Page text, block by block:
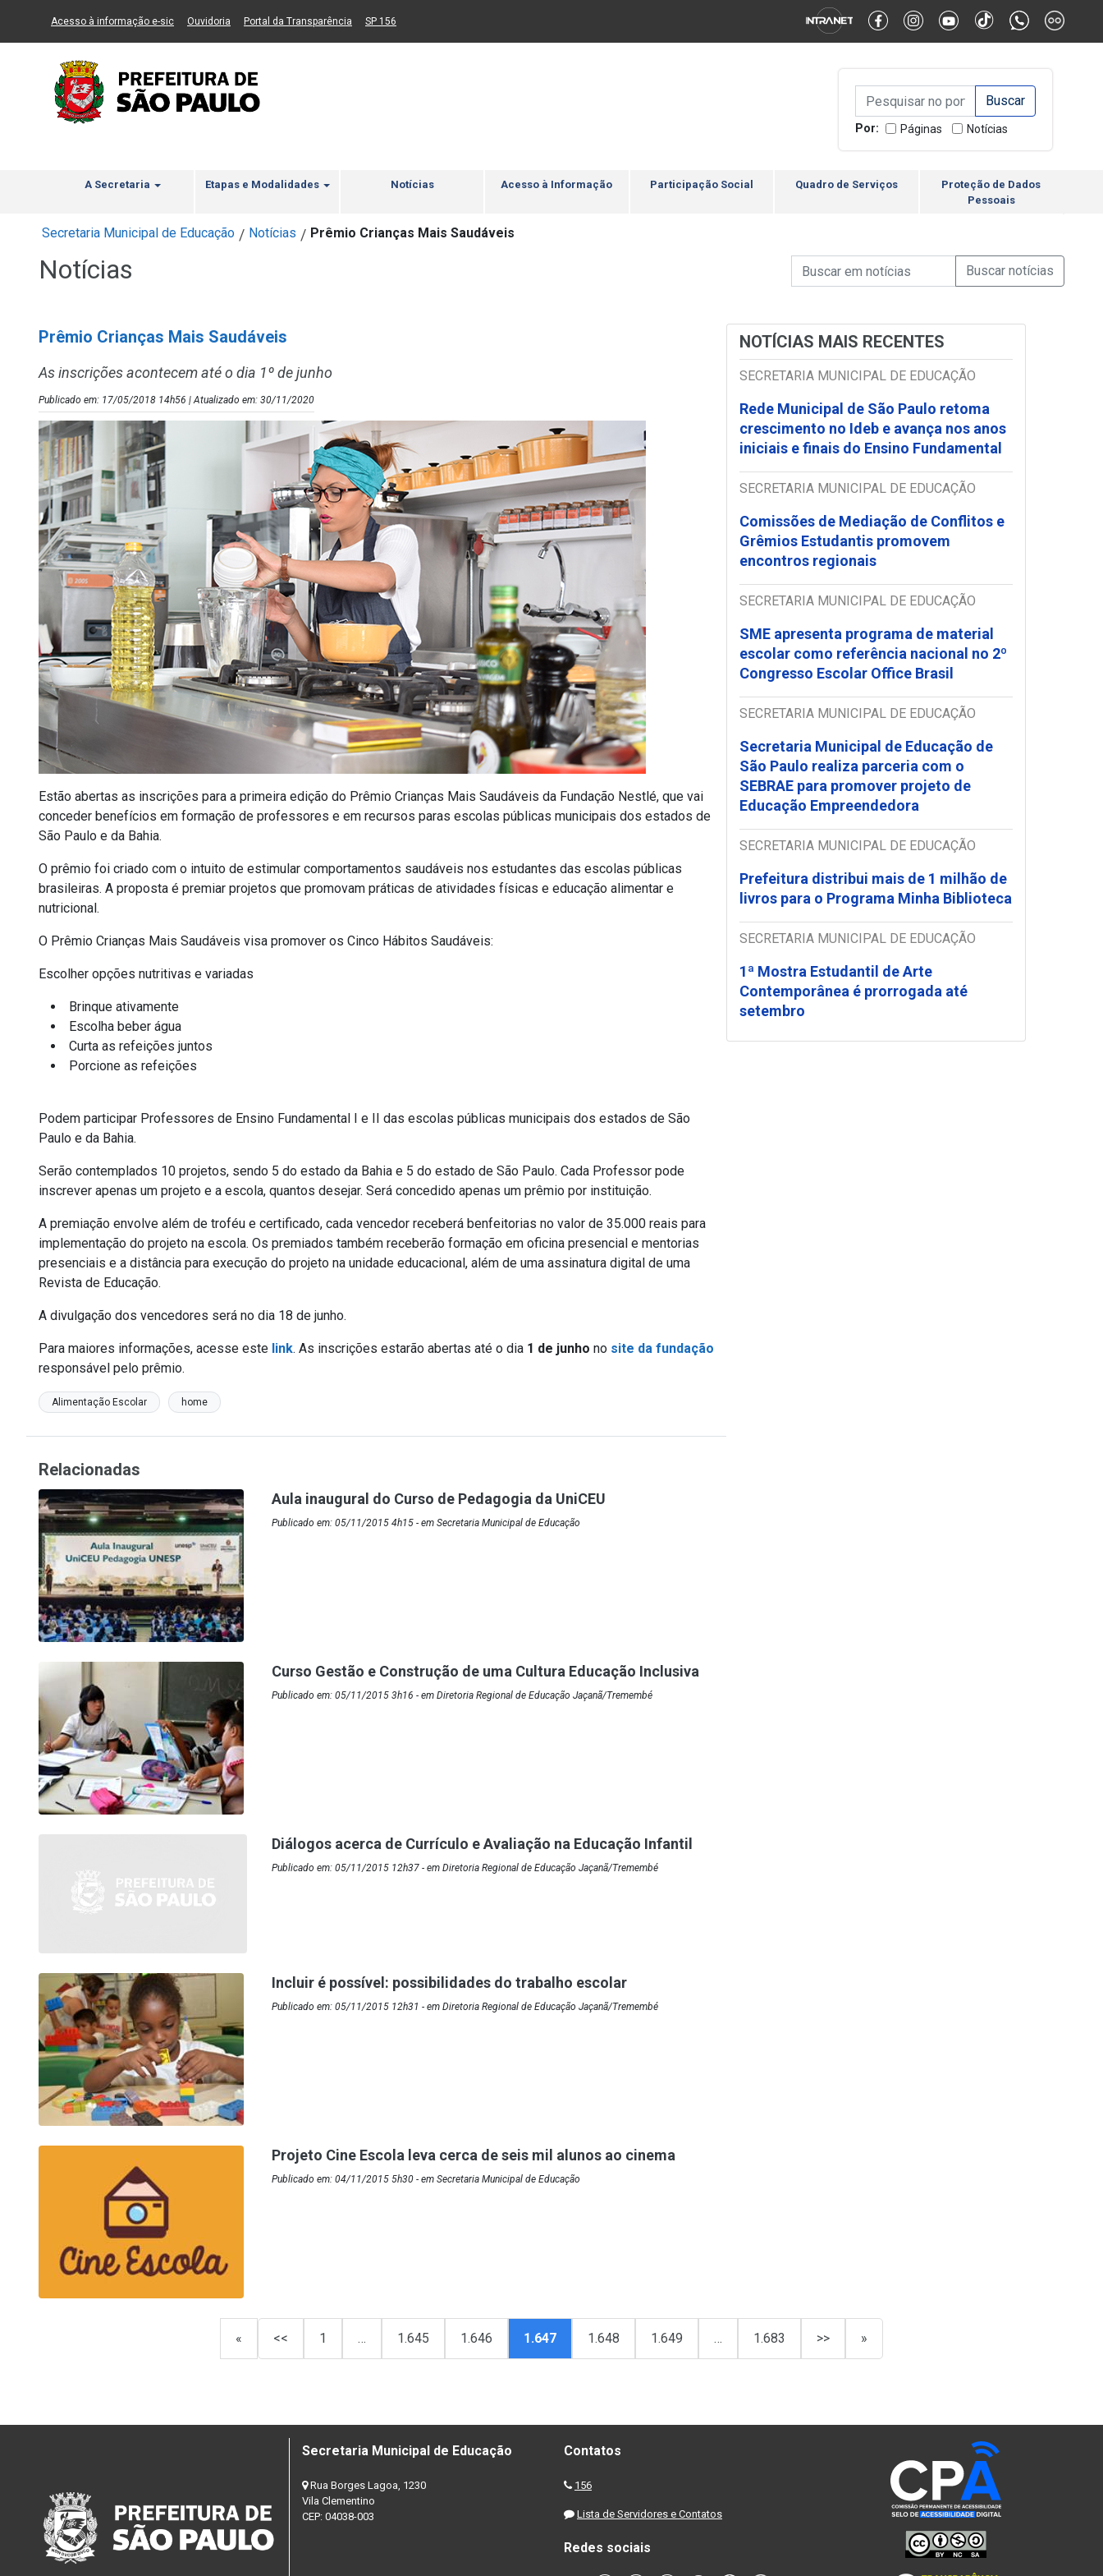
Ir ao Conteúdo Ir para menu principal 2 Ir para busca Ir para rodapé Alternar Alto Contraste Alternar Tamanho da Fonte
Acesso à informação e-sic(Link para um novo sítio)
Ouvidoria (Link para um novo sítio)
Portal da Transparência (Link para um novo sítio)
SP 156
Campo de Busca de
Campo de Busca de informaçõesEnviar a Busca
Por: Páginas Notícias
A Secretaria Etapas e Modalidades Notícias Acesso à Informação Participação Social Quadro de Serviços
Proteção de Dados
Pessoais
Secretaria Municipal de Educação / Notícias / Prêmio Crianças Mais Saudáveis
Notícias Campo de Busca de Notícias
Campo de Busca de informaçõesEnviar a Busca de
Prêmio Crianças Mais Saudáveis
As inscrições acontecem até o dia 1º de junho
Publicado em: 17/05/2018 14h56 | Atualizado em: 30/11/2020
Estão abertas as inscrições para a primeira edição do Prêmio Crianças Mais Saudáveis da Fundação Nestlé, que vai
conceder benefícios em formação de professores e em recursos paras escolas públicas municipais dos estados de
São Paulo e da Bahia.
O prêmio foi criado com o intuito de estimular comportamentos saudáveis nos estudantes das escolas públicas
brasileiras. A proposta é premiar projetos que promovam práticas de atividades físicas e educação alimentar e
nutricional.
O Prêmio Crianças Mais Saudáveis visa promover os Cinco Hábitos Saudáveis:
Escolher opções nutritivas e variadas
Brinque ativamente
Escolha beber água
Curta as refeições juntos
Porcione as refeições
Podem participar Professores de Ensino Fundamental I e II das escolas públicas municipais dos estados de São
Paulo e da Bahia.
Serão contemplados 10 projetos, sendo 5 do estado da Bahia e 5 do estado de São Paulo. Cada Professor pode
inscrever apenas um projeto e a escola, quantos desejar. Será concedido apenas um prêmio por instituição.
A premiação envolve além de troféu e certificado, cada vencedor receberá benfeitorias no valor de 35.000 reais para
implementação do projeto na escola. Os premiados também receberão formação em oficina presencial e mentorias
presenciais e a distância para execução do projeto na unidade educacional, além de uma assinatura digital de uma
Revista de Educação.
A divulgação dos vencedores será no dia 18 de junho.
Para maiores informações, acesse este link. As inscrições estarão abertas até o dia 1 de junho no site da fundação
responsável pelo prêmio.
Alimentação Escolar home
NOTÍCIAS MAIS RECENTES
SECRETARIA MUNICIPAL DE EDUCAÇÃO
Rede Municipal de São Paulo retoma
crescimento no Ideb e avança nos anos
iniciais e finais do Ensino Fundamental
SECRETARIA MUNICIPAL DE EDUCAÇÃO
Comissões de Mediação de Conflitos e
Grêmios Estudantis promovem
encontros regionais
SECRETARIA MUNICIPAL DE EDUCAÇÃO
SME apresenta programa de material
escolar como referência nacional no 2º
Congresso Escolar Office Brasil
SECRETARIA MUNICIPAL DE EDUCAÇÃO
Secretaria Municipal de Educação de
São Paulo realiza parceria com o
SEBRAE para promover projeto de
Educação Empreendedora
SECRETARIA MUNICIPAL DE EDUCAÇÃO
Prefeitura distribui mais de 1 milhão de
livros para o Programa Minha Biblioteca
SECRETARIA MUNICIPAL DE EDUCAÇÃO
1ª Mostra Estudantil de Arte
Contemporânea é prorrogada até
setembro
Relacionadas
Aula inaugural do Curso de Pedagogia da UniCEU
Publicado em: 05/11/2015 4h15 - em Secretaria Municipal de Educação
Curso Gestão e Construção de uma Cultura Educação Inclusiva
Publicado em: 05/11/2015 3h16 - em Diretoria Regional de Educação Jaçanã/Tremembé
Diálogos acerca de Currículo e Avaliação na Educação Infantil
Publicado em: 05/11/2015 12h37 - em Diretoria Regional de Educação Jaçanã/Tremembé
Incluir é possível: possibilidades do trabalho escolar
Publicado em: 05/11/2015 12h31 - em Diretoria Regional de Educação Jaçanã/Tremembé
Projeto Cine Escola leva cerca de seis mil alunos ao cinema
Publicado em: 04/11/2015 5h30 - em Secretaria Municipal de Educação
« << 1 … 1.645 1.646 1.647 1.648 1.649 … 1.683 >> »
Secretaria Municipal de Educação
Rua Borges Lagoa, 1230
Vila Clementino
CEP: 04038-003
Contatos
156
Lista de Servidores e Contatos
Redes sociais